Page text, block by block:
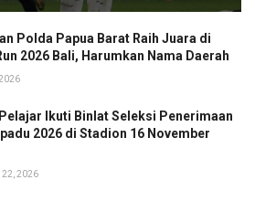
Polda Papua Barat Raih Juara di
2026 Bali, Harumkan Nama Daerah
Ikuti Binlat Seleksi Penerimaan
2026 di Stadion 16 November
22, 2026